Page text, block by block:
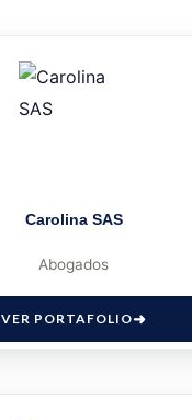
Carolina SAS
Abogados
VER PORTAFOLIO